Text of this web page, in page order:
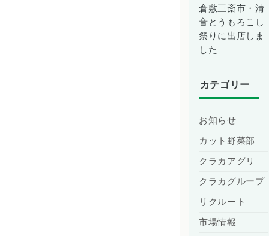
倉敷三斎市・清
音とうもろこし
祭りに出店しま
した
カテゴリー
お知らせ
カット野菜部
クラカアグリ
クラカグループ
リクルート
市場情報